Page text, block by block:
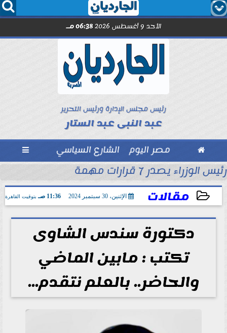
  
الأحد 9 أغسطس 2026 06:38 مـ
رئيس مجلس الإدارة ورئيس التحرير
عبد النبى عبد الستار
 مصر اليوم الشارع السياسي 
مع الصحفيين حاملى كارنيه النقابة
رئيس الوزراء يصدر 7 قرارات مهمة
مقالات الإثنين، 30 سبتمبر 2024 11:36 صـ بتوقيت القاهرة
2024-09-30 11:36:03
دكتورة سندس الشاوى
تكتب : مابين الماضي
والحاضر.. بالعلم نتقدم...